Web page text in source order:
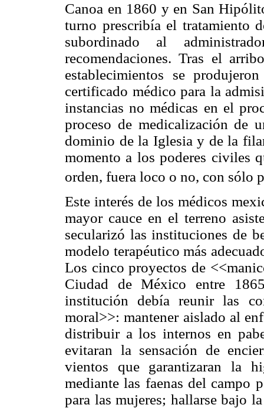
Canoa en 1860 y en San
turno prescribía el tratamiento
subordinado al
recomendaciones. Tras el
establecimientos se
certificado médico para la
instancias no médicas en el
proceso de medicalización de
dominio de la Iglesia y de la
momento a los poderes civiles
orden, fuera loco o no, con sólo
Este interés de los médicos
mayor cauce en el terreno
secularizó las instituciones de
modelo terapéutico más
Los cinco proyectos de
Ciudad de México entre
institución debía reunir las
moral>>: mantener aislado al
distribuir a los internos en
evitaran la sensación de
vientos que garantizaran la
mediante las faenas del campo
para las mujeres; hallarse bajo